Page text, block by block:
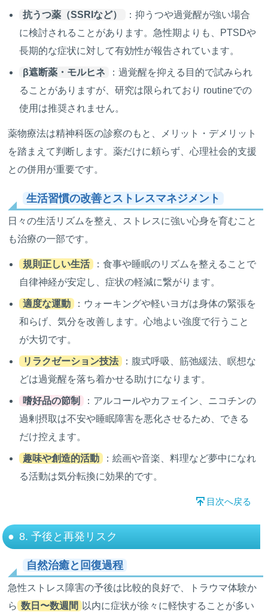
抗うつ薬（SSRIなど）
：抑うつや過覚醒が強い場合
に検討されることがあります。急性期よりも、PTSDや
長期的な症状に対して有効性が報告されています。
β遮断薬・モルヒネ
：過覚醒を抑える目的で試みられ
ることがありますが、研究は限られており routineでの
使用は推奨されません。
薬物療法は精神科医の診察のもと、メリット・デメリット
を踏まえて判断します。薬だけに頼らず、心理社会的支援
との併用が重要です。
生活習慣の改善とストレスマネジメント
日々の生活リズムを整え、ストレスに強い心身を育むこと
も治療の一部です。
規則正しい生活
：食事や睡眠のリズムを整えることで
自律神経が安定し、症状の軽減に繋がります。
適度な運動
：ウォーキングや軽いヨガは身体の緊張を
和らげ、気分を改善します。心地よい強度で行うこと
が大切です。
リラクゼーション技法
：腹式呼吸、筋弛緩法、瞑想な
どは過覚醒を落ち着かせる助けになります。
嗜好品の節制
：アルコールやカフェイン、ニコチンの
過剰摂取は不安や睡眠障害を悪化させるため、できる
だけ控えます。
趣味や創造的活動
：絵画や音楽、料理など夢中になれ
る活動は気分転換に効果的です。
目次へ戻る
8. 予後と再発リスク
自然治癒と回復過程
急性ストレス障害の予後は比較的良好で、トラウマ体験か
ら 数日〜数週間 以内に症状が徐々に軽快することが多い